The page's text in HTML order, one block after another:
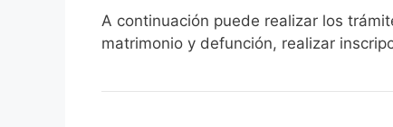
A continuación puede realizar los
matrimonio y defunción, realizar